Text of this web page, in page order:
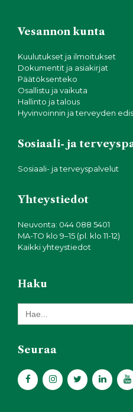
Vesannon kunta
Kuulutukset ja ilmoitukset
Dokumentit ja asiakirjat
Päätöksenteko
Osallistu ja vaikuta
Hallinto ja talous
Hyvinvoinnin ja terveyden
Sosiaali- ja
Sosiaali- ja terveyspalvelut
Yhteystiedot
Neuvonta: 044 088 5401
MA-TO klo 9–15 (pl. klo 11-12)
Kaikki yhteystiedot
Haku
Search
for:
Seuraa